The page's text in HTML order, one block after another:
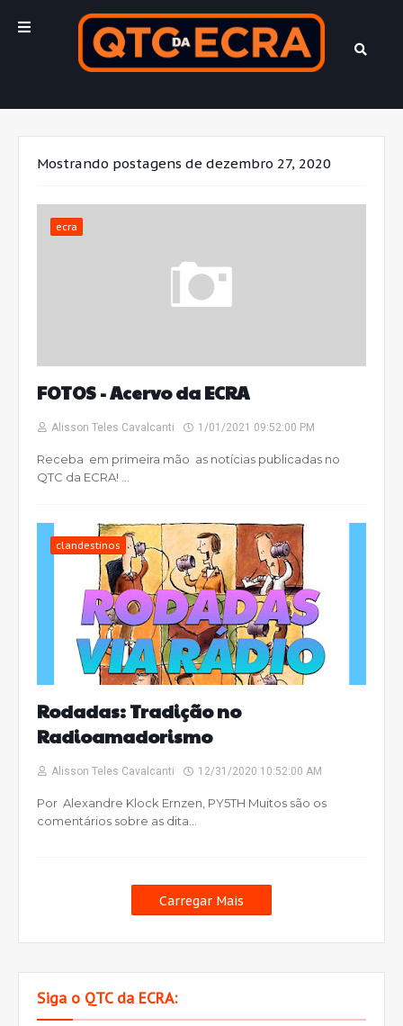
Mostrando postagens de dezembro 27, 2020
ecra
FOTOS - Acervo da ECRA
Alisson Teles Cavalcanti 1/01/2021 09:52:00 PM
Receba em primeira mão as notícias publicadas no
QTC da ECRA! …
clandestinos
Rodadas: Tradição no
Radioamadorismo
Alisson Teles Cavalcanti 12/31/2020 10:52:00 AM
Por Alexandre Klock Ernzen, PY5TH Muitos são os
comentários sobre as dita…
Carregar Mais
Siga o QTC da ECRA: